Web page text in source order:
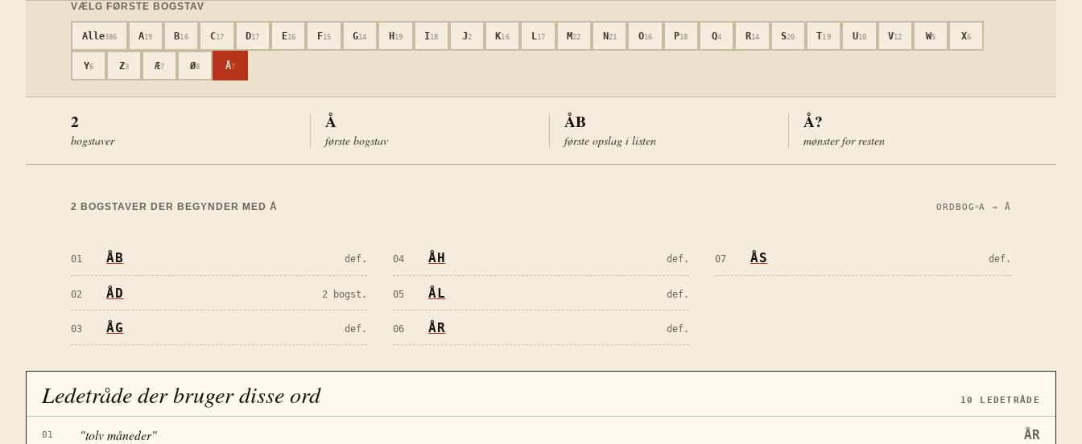
VÆLG FØRSTE BOGSTAV
Alle386 A19 B16 C17 D17 E16 F15 G14 H19 I18 J2 K16 L 17 M22 N21 O16 P18 Q4 R14 S20 T19 U10 V12 W5 X6
Y6 Z3 Æ7 Ø8 Å7
2
bogstaver
Å
første bogstav
ÅB
første opslag i listen
Å?
mønster for resten
2 BOGSTAVER DER BEGYNDER MED Å ORDBOG A → Å
01 ÅB def.
02 ÅD 2 bogst.
03 ÅG def.
04 ÅH def.
05 ÅL def.
06 ÅR def.
07 ÅS def.
Ledetråde der bruger disse ord 10 LEDETRÅDE
01 "tolv måneder" ÅR